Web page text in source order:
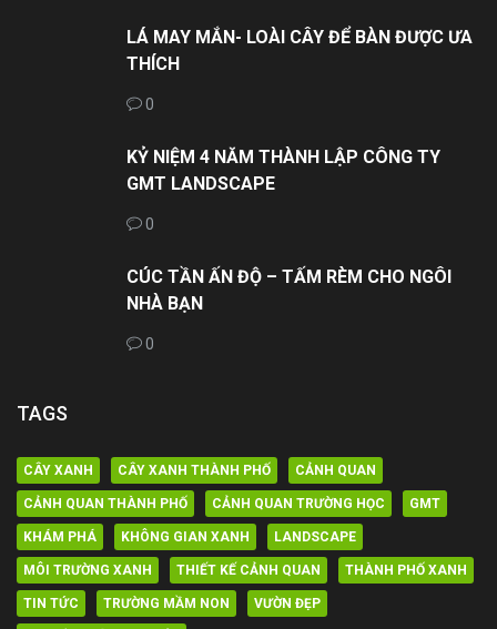
LÁ MAY MẮN- LOÀI CÂY ĐỂ BÀN ĐƯỢC ƯA
THÍCH
0
KỶ NIỆM 4 NĂM THÀNH LẬP CÔNG TY
GMT LANDSCAPE
0
CÚC TẦN ẤN ĐỘ – TẤM RÈM CHO NGÔI
NHÀ BẠN
0
TAGS
CÂY XANH CÂY XANH THÀNH PHỐ CẢNH QUAN
CẢNH QUAN THÀNH PHỐ CẢNH QUAN TRƯỜNG HỌC GMT
KHÁM PHÁ KHÔNG GIAN XANH LANDSCAPE
MÔI TRƯỜNG XANH THIẾT KẾ CẢNH QUAN THÀNH PHỐ XANH
TIN TỨC TRƯỜNG MẦM NON VƯỜN ĐẸP